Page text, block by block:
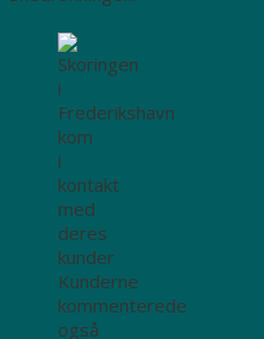
Kunderne
kommenterede
også